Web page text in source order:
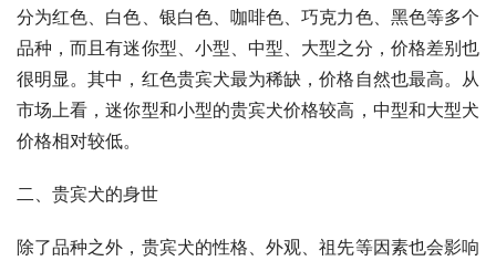
分为红色、白色、银白色、咖啡色、巧克力色、黑色等多个
品种，而且有迷你型、小型、中型、大型之分，价格差别也
很明显。其中，红色贵宾犬最为稀缺，价格自然也最高。从
市场上看，迷你型和小型的贵宾犬价格较高，中型和大型犬
价格相对较低。
二、贵宾犬的身世
除了品种之外，贵宾犬的性格、外观、祖先等因素也会影响